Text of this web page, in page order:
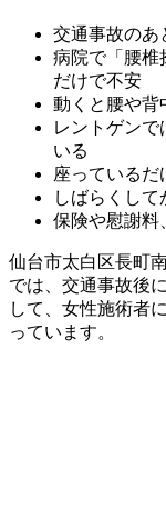
交通事故のあ
病院で「腰椎
だけで不安
動くと腰や背
レントゲンで
いる
座っているだ
しばらくし
保険や慰謝料
仙台市太白区長町
では、交通事故後
して、女性施術者
っています。